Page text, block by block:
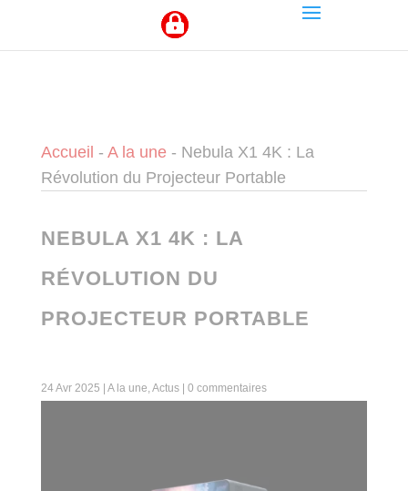
Accueil - A la une - Nebula X1 4K : La
Révolution du Projecteur Portable
NEBULA X1 4K : LA
RÉVOLUTION DU
PROJECTEUR PORTABLE
24 Avr 2025 A la une, Actus| 0 commentaires
Panneau de gestion des cookies